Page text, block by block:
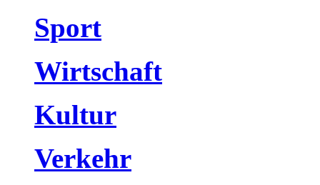
Sport
Wirtschaft
Kultur
Verkehr